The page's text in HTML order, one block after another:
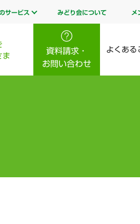
サービス みどり会について メ
ま
資料請求・
お問い合わせ
よくある